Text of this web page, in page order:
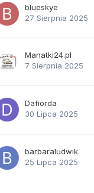
blueskye
27 Sierpnia 2025
Manatki24.pl
7 Sierpnia 2025
Dafiorda
30 Lipca 2025
barbaraludwik
25 Lipca 2025